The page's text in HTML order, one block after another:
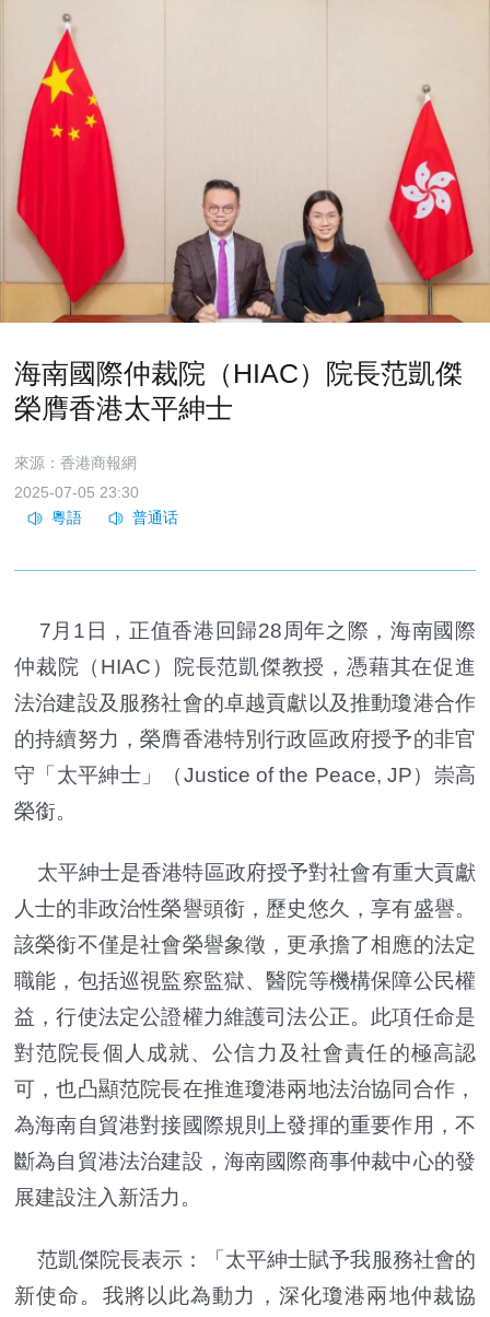
海南國際仲裁院（HIAC）院長范凱傑
榮膺香港太平紳士
來源：香港商報網
2025-07-05 23:30
7月1日，正值香港回歸28周年之際，海南國際
仲裁院（HIAC）院長范凱傑教授，憑藉其在促進
法治建設及服務社會的卓越貢獻以及推動瓊港合作
的持續努力，榮膺香港特別行政區政府授予的非官
守「太平紳士」（Justice of the Peace, JP）崇高
榮銜。
太平紳士是香港特區政府授予對社會有重大貢獻
人士的非政治性榮譽頭銜，歷史悠久，享有盛譽。
該榮銜不僅是社會榮譽象徵，更承擔了相應的法定
職能，包括巡視監察監獄、醫院等機構保障公民權
益，行使法定公證權力維護司法公正。此項任命是
對范院長個人成就、公信力及社會責任的極高認
可，也凸顯范院長在推進瓊港兩地法治協同合作，
為海南自貿港對接國際規則上發揮的重要作用，不
斷為自貿港法治建設，海南國際商事仲裁中心的發
展建設注入新活力。
范凱傑院長表示：「太平紳士賦予我服務社會的
新使命。我將以此為動力，深化瓊港兩地仲裁協